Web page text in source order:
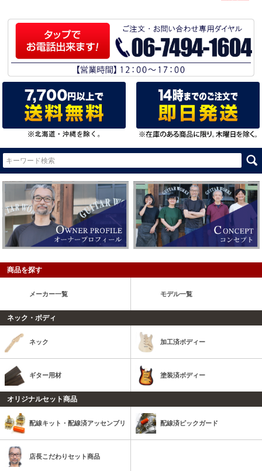
商品を探す
メーカー一覧 モデル一覧
ネック・ボディ
ネック 加工済ボディー
ギター用材 塗装済ボディー
オリジナルセット商品
配線キット・配線済アッセンブリ 配線済ピックガード
店長こだわりセット商品